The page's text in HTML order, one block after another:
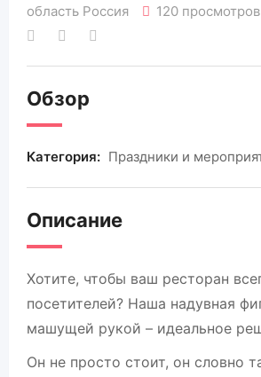
область Россия
120 просмотров
Обзор
Категория: Праздники и
Описание
Хотите, чтобы ваш ресторан
посетителей? Наша надувная
машущей рукой – идеальное
Он не просто стоит, он словно